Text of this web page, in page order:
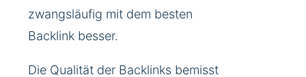
zwangsläufig mit dem besten
Backlink besser.
Die Qualität der Backlinks bemisst